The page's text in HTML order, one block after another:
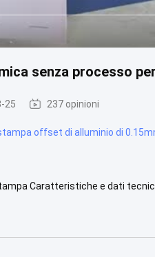
senza processo
25 237 opinioni
offset di alluminio di
Caratteristiche e dati